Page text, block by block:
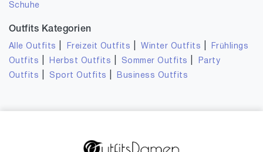
Schuhe
Outfits Kategorien
Alle Outfits Freizeit Outfits |Winter Outfits
Frühlings
Outfits
Herbst Outfits Sommer Outfits
Party
Outfits
Sport Outfits Business Outfits